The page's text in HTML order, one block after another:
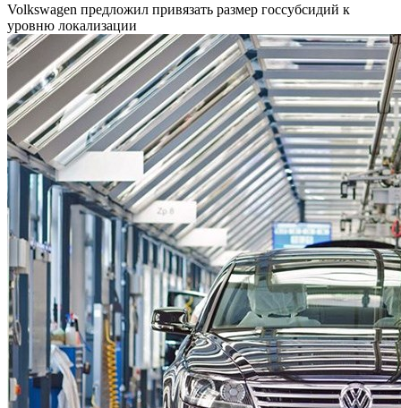
Volkswagen предложил привязать размер госсубсидий к
уровню локализации